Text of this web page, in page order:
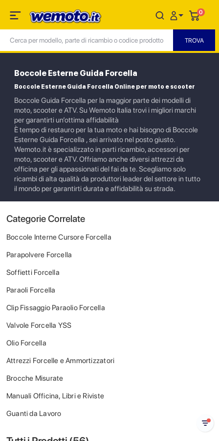
0
Boccole Esterne Guida Forcella
Boccole Esterne Guida Forcella Online per moto e scooter
Boccole Guida Forcella per la maggior parte dei modelli di
moto, scooter e ATV. Su Wemoto Italia trovi i migliori marchi
per garantirti un’ottima affidabilità
È tempo di restauro per la tua moto e hai bisogno di Boccole
Esterne Guida Forcella , sei arrivato nel posto giusto.
Wemoto.it è specializzato in parti ricambio, accessori per
moto, scooter e ATV. Offriamo anche diversi attrezzi da
officina per gli appassionati del fai da te. Scegliamo solo
ricambi di alta qualità da produttori leader del settore in tutto
il mondo per garantirti durata e affidabilità su strada.
Categorie Correlate
Boccole Interne Cursore Forcella
Parapolvere Forcella
Soffietti Forcella
Paraoli Forcella
Clip Fissaggio Paraolio Forcella
Valvole Forcella YSS
Olio Forcella
Attrezzi Forcelle e Ammortizzatori
Brocche Misurate
Manuali Officina, Libri e Riviste
Guanti da Lavoro